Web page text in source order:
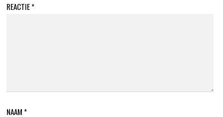
REACTIE*
NAAM *